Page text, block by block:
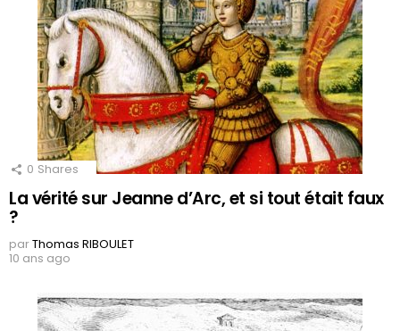
0 Shares
La vérité sur Jeanne d’Arc, et si tout était faux
?
parThomas RIBOULET
10 ans ago